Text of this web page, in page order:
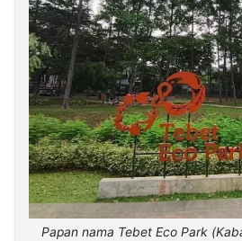
Papan nama Tebet Eco Park